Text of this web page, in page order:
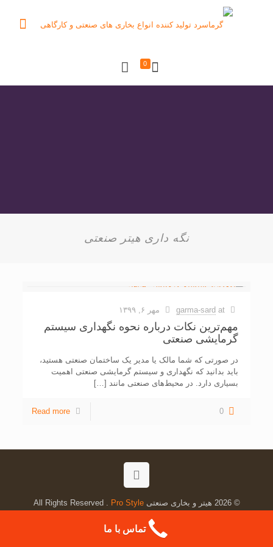
0
نگه داری هیتر صنعتی
garma-sard at مهر ۶, ۱۳۹۹
مهم‌ترین نکات درباره نحوه نگهداری سیستم
گرمایشی صنعتی
در صورتی که شما مالک یا مدیر یک ساختمان صنعتی هستید،
باید بدانید که نگهداری و سیستم گرمایشی صنعتی اهمیت
بسیاری دارد. در محیط‌های صنعتی مانند […]
0
Read more
© 2026 هیتر و بخاری صنعتی All Rights Reserved . Pro Style
تماس با ما